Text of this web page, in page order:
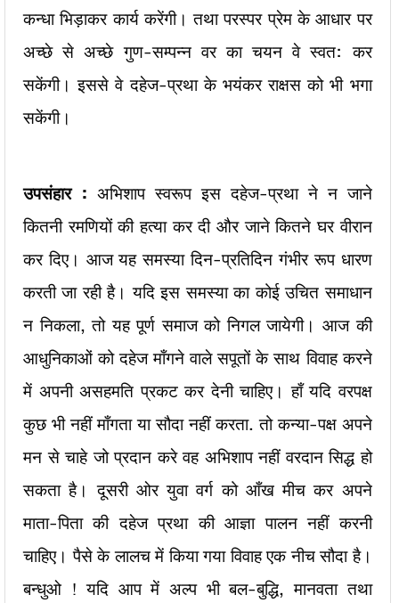
कन्धा भिड़ाकर कार्य करेंगी। तथा परस्पर प्रेम के आधार पर
अच्छे से अच्छे गुण-सम्पन्न वर का चयन वे स्वत: कर
सकेंगी। इससे वे दहेज-प्रथा के भयंकर राक्षस को भी भगा
सकेंगी।
उपसंहार : अभिशाप स्वरूप इस दहेज-प्रथा ने न जाने
कितनी रमणियों की हत्या कर दी और जाने कितने घर वीरान
कर दिए। आज यह समस्या दिन-प्रतिदिन गंभीर रूप धारण
करती जा रही है। यदि इस समस्या का कोई उचित समाधान
न निकला, तो यह पूर्ण समाज को निगल जायेगी। आज की
आधुनिकाओं को दहेज माँगने वाले सपूतों के साथ विवाह करने
में अपनी असहमति प्रकट कर देनी चाहिए। हाँ यदि वरपक्ष
कुछ भी नहीं माँगता या सौदा नहीं करता. तो कन्या-पक्ष अपने
मन से चाहे जो प्रदान करे वह अभिशाप नहीं वरदान सिद्ध हो
सकता है। दूसरी ओर युवा वर्ग को आँख मीच कर अपने
माता-पिता की दहेज प्रथा की आज्ञा पालन नहीं करनी
चाहिए। पैसे के लालच में किया गया विवाह एक नीच सौदा है।
बन्धुओ ! यदि आप में अल्प भी बल-बुद्धि, मानवता तथा